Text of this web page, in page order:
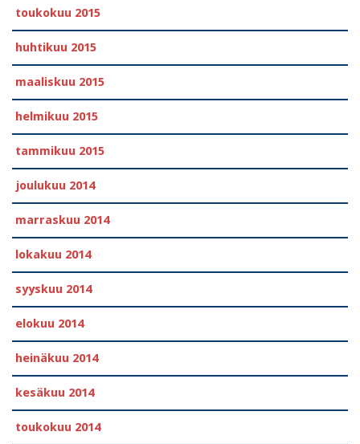
toukokuu 2015
huhtikuu 2015
maaliskuu 2015
helmikuu 2015
tammikuu 2015
joulukuu 2014
marraskuu 2014
lokakuu 2014
syyskuu 2014
elokuu 2014
heinäkuu 2014
kesäkuu 2014
toukokuu 2014